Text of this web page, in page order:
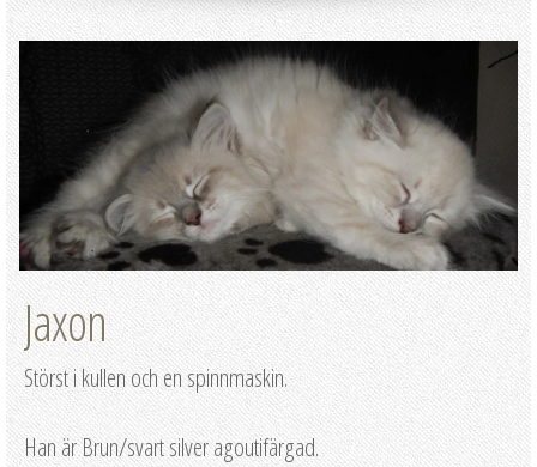
KONTAKT
Jaxon
Störst i kullen och en spinnmaskin.
Han är Brun/svart silver agoutifärgad.